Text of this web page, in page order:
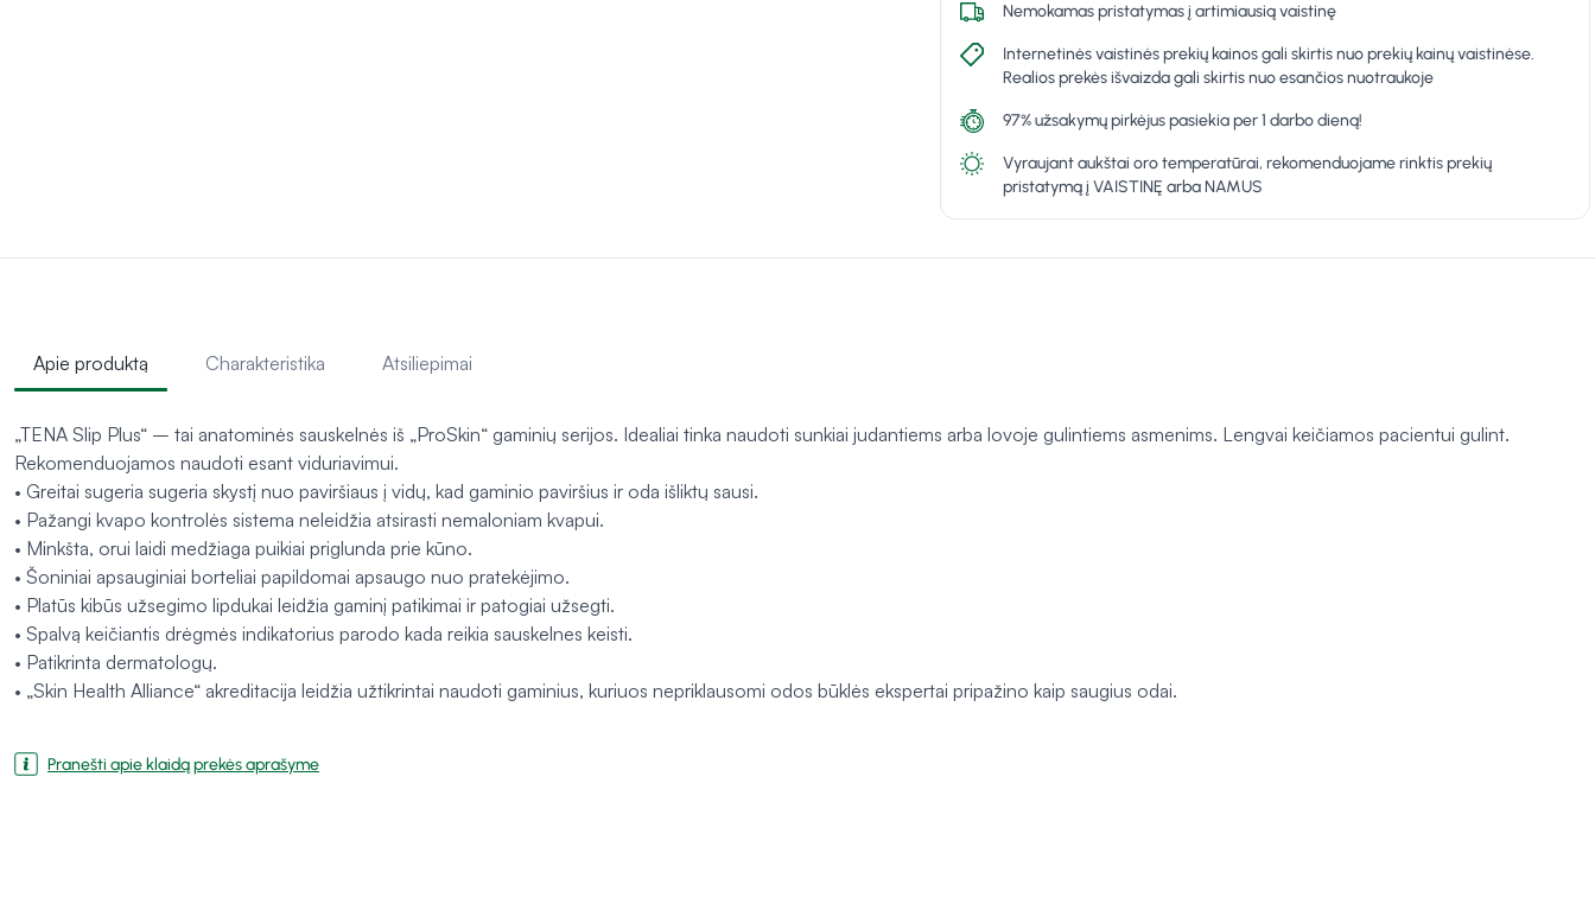
Nemokamas pristatymas į artimiausią vaistinę
Internetinės vaistinės prekių kainos gali skirtis nuo prekių kainų vaistinėse.
Realios prekės išvaizda gali skirtis nuo esančios nuotraukoje
97% užsakymų pirkėjus pasiekia per 1 darbo dieną!
Vyraujant aukštai oro temperatūrai, rekomenduojame rinktis prekių
pristatymą į VAISTINĘ arba NAMUS
Apie produktą Charakteristika Atsiliepimai
„TENA Slip Plus“ – tai anatominės sauskelnės iš „ProSkin“ gaminių serijos. Idealiai tinka naudoti sunkiai judantiems arba lovoje gulintiems asmenims. Lengvai keičiamos pacientui gulint.
Rekomenduojamos naudoti esant viduriavimui.
• Greitai sugeria sugeria skystį nuo paviršiaus į vidų, kad gaminio paviršius ir oda išliktų sausi.
• Pažangi kvapo kontrolės sistema neleidžia atsirasti nemaloniam kvapui.
• Minkšta, orui laidi medžiaga puikiai priglunda prie kūno.
• Šoniniai apsauginiai borteliai papildomai apsaugo nuo pratekėjimo.
• Platūs kibūs užsegimo lipdukai leidžia gaminį patikimai ir patogiai užsegti.
• Spalvą keičiantis drėgmės indikatorius parodo kada reikia sauskelnes keisti.
• Patikrinta dermatologų.
• „Skin Health Alliance“ akreditacija leidžia užtikrintai naudoti gaminius, kuriuos nepriklausomi odos būklės ekspertai pripažino kaip saugius odai.
Pranešti apie klaidą prekės aprašyme